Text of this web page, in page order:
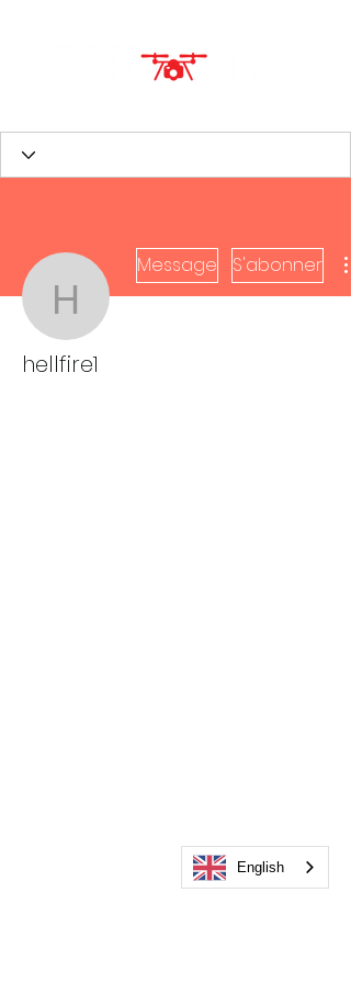
hellfire1
Message S'abonner
hellfire1
English